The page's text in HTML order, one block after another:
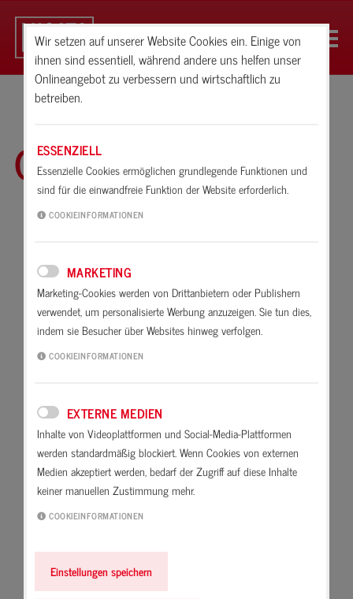
Wir setzen auf unserer Website Cookies ein. Einige von
ihnen sind essentiell, während andere uns helfen unser
Onlineangebot zu verbessern und wirtschaftlich zu
betreiben.
ESSENZIELL
Essenzielle Cookies ermöglichen grundlegende Funktionen und
sind für die einwandfreie Funktion der Website erforderlich.
COOKIEINFORMATIONEN
MARKETING
Marketing-Cookies werden von Drittanbietern oder Publishern
verwendet, um personalisierte Werbung anzuzeigen. Sie tun dies,
indem sie Besucher über Websites hinweg verfolgen.
COOKIEINFORMATIONEN
EXTERNE MEDIEN
Inhalte von Videoplattformen und Social-Media-Plattformen
werden standardmäßig blockiert. Wenn Cookies von externen
Medien akzeptiert werden, bedarf der Zugriff auf diese Inhalte
keiner manuellen Zustimmung mehr.
COOKIEINFORMATIONEN
Einstellungen speichern
Glossar
A B C D
W
X Z
Abbinden
Abdichten
Abriebfest
absäuern
Absetzen
Absorbieren
Acetat
Acetatvernetzer
Anlaufen
Oberfläche eines Anstriches. Bei
Metallen die Bildung einer dünnen
Oxid- oder Sulfidschicht.